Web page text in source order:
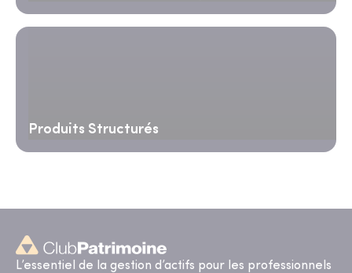
Produits Structurés
L’essentiel de la gestion d’actifs pour les professionnels